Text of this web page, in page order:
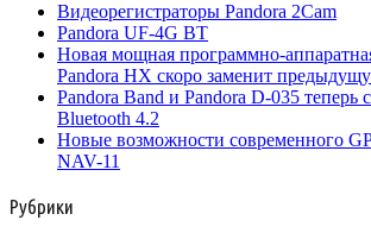
Видеорегистраторы Pandora 2Cam
Pandora UF-4G BT
Новая мощная программно-
Pandora HX скоро заменит
Pandora Band и Pandora D-035 теперь
Bluetooth 4.2
Новые возможности современного
NAV-11
Рубрики